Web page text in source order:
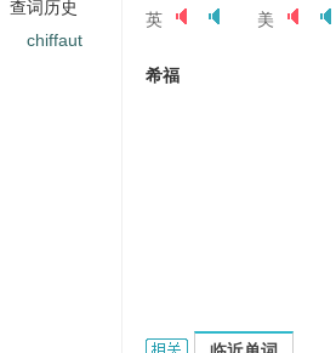
英 美
希福
查词历史
chiffaut